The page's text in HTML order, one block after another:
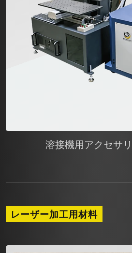
溶接機用アクセサ
レーザー加工用材料